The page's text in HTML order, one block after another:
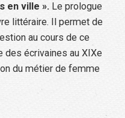
en ville ». Le prologue
littéraire. Il permet de
au cours de ce
des écrivaines au XIXe
du métier de femme